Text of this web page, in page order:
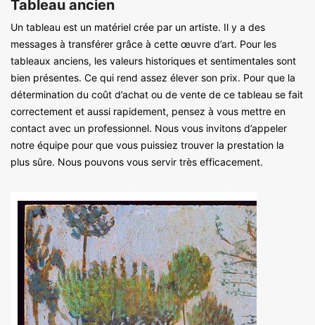
Tableau ancien
Un tableau est un matériel crée par un artiste. Il y a des
messages à transférer grâce à cette œuvre d’art. Pour les
tableaux anciens, les valeurs historiques et sentimentales sont
bien présentes. Ce qui rend assez élever son prix. Pour que la
détermination du coût d’achat ou de vente de ce tableau se fait
correctement et aussi rapidement, pensez à vous mettre en
contact avec un professionnel. Nous vous invitons d’appeler
notre équipe pour que vous puissiez trouver la prestation la
plus sûre. Nous pouvons vous servir très efficacement.